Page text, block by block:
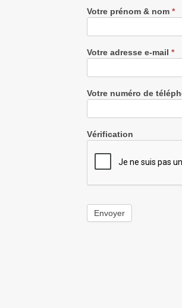
Votre prénom & nom *
Votre adresse e-mail *
Votre numéro de
Vérification
Envoyer